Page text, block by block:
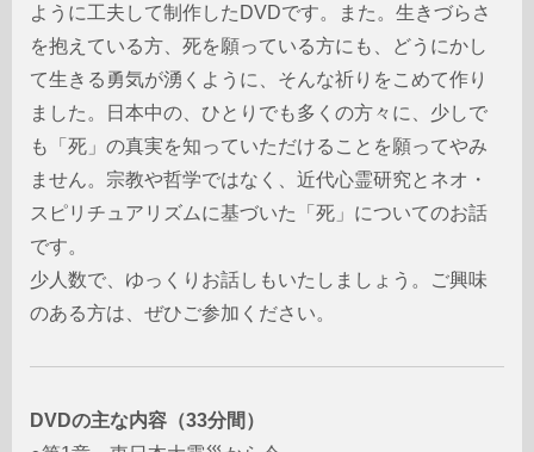
ように工夫して制作したDVDです。また。生きづらさ
を抱えている方、死を願っている方にも、どうにかし
て生きる勇気が湧くように、そんな祈りをこめて作り
ました。日本中の、ひとりでも多くの方々に、少しで
も「死」の真実を知っていただけることを願ってやみ
ません。宗教や哲学ではなく、近代心霊研究とネオ・
スピリチュアリズムに基づいた「死」についてのお話
です。
少人数で、ゆっくりお話しもいたしましょう。ご興味
のある方は、ぜひご参加ください。
DVDの主な内容（33分間）